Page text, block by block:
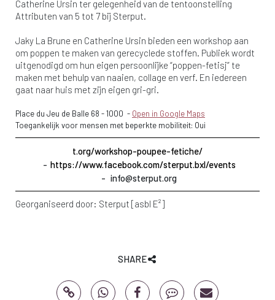
Catherine Ursin ter gelegenheid van de tentoonstelling
Attributen van 5 tot 7 bij Sterput.
Jaky La Brune en Catherine Ursin bieden een workshop aan
om poppen te maken van gerecyclede stoffen. Publiek wordt
uitgenodigd om hun eigen persoonlijke “poppen-fetisj” te
maken met behulp van naaien, collage en verf. En iedereen
gaat naar huis met zijn eigen gri-gri.
Place du Jeu de Balle 68 -1000 - Open in Google Maps
Toegankelijk voor mensen met beperkte mobiliteit: Oui
t.org/workshop-poupee-fetiche/
https://www.facebook.com/sterput.bxl/events
info@sterput.org
Georganiseerd door: Sterput [asbl E²]
SHARE